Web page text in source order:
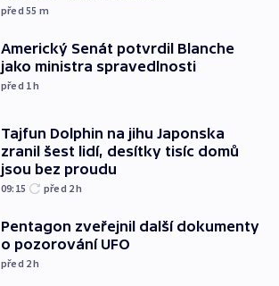
před 55 m
Americký Senát potvrdil Blanche
jako ministra spravedlnosti
před 1h
Tajfun Dolphin na jihu Japonska
zranil šest lidí, desítky tisíc domů
jsou bez proudu
09:15 před 2h
Pentagon zveřejnil další dokumenty
o pozorování UFO
před 2h